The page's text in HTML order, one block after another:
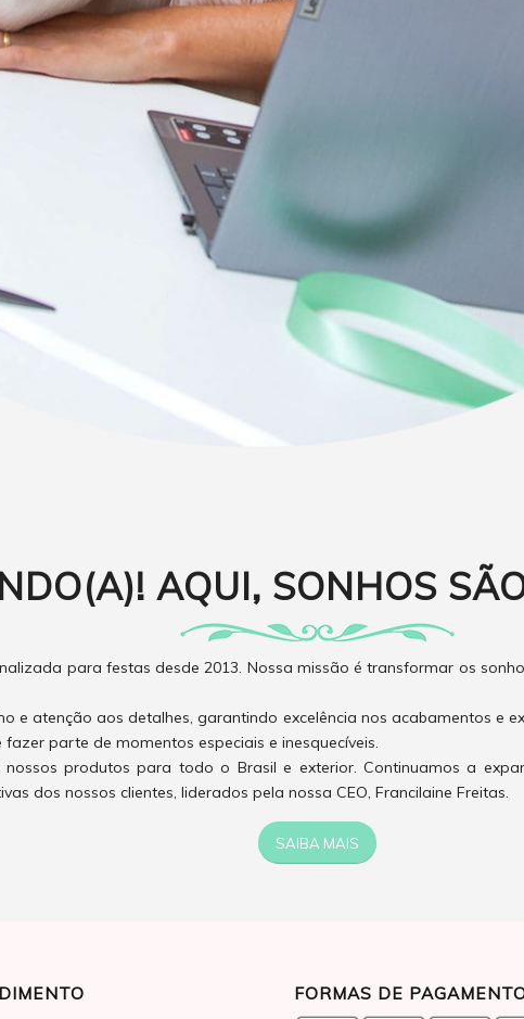
AQUI, SONHOS
para festas desde 2013. Nossa missão é transformar os
e atenção aos detalhes, garantindo excelência nos acabamentos e
parte de momentos especiais e inesquecíveis.
nossos produtos para todo o Brasil e exterior. Continuamos a
dos nossos clientes, liderados pela nossa CEO, Francilaine Freitas.
SAIBA MAIS
FORMAS DE